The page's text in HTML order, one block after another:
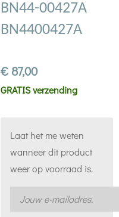
BN44-00427A
BN4400427A
€ 87,00
GRATIS verzending
Laat het me weten
wanneer dit product
weer op voorraad is.